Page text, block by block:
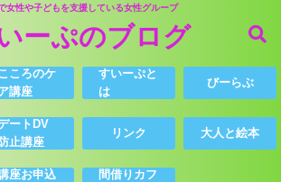
女性や子どもを支援している女性グループ
ーぷのブログ
ころのケ
講座
すいーぷと
は
びーらぶ
ートDV
防止講座
リンク 大人と絵本
座お申込
間借りカフ